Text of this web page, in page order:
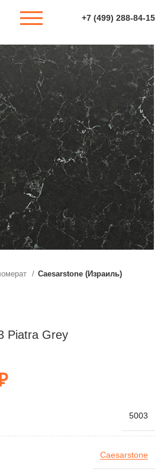
+7 (499) 288-84-15
Caesarstone (Израиль)
Piatra Grey
5003
Caesarstone